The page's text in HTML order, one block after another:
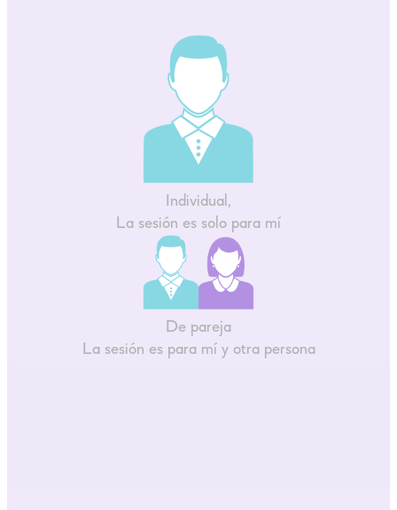
Individual,
La sesión es solo para mí
De pareja
La sesión es para mí y otra persona